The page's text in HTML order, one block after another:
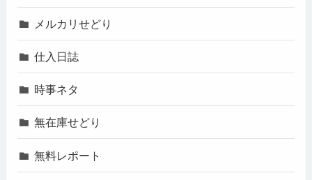
メルカリせどり
仕入日誌
時事ネタ
無在庫せどり
無料レポート